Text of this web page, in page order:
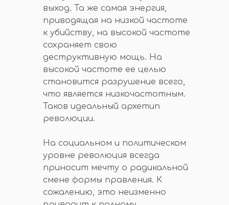
выход. Та же самая энергия,
приводящая на низкой частоте
к убийству, на высокой частоте
сохраняет свою
деструктивную мощь. На
высокой частоте ее целью
становится разрушение всего,
что является низкочастотным.
Таков идеальный архетип
революции.
На социальном и политическом
уровне революция всегда
приносит мечту о радикальной
смене формы правления. К
сожалению, это неизменно